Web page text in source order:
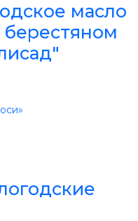
масло
берестяном